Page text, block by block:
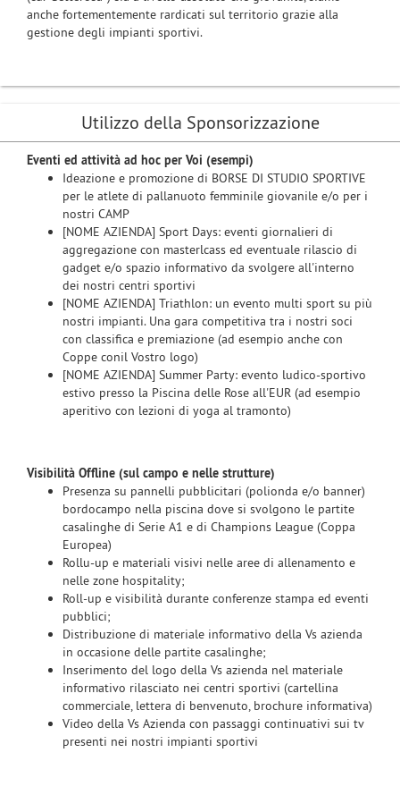
anche fortementemente rardicati sul territorio grazie alla
gestione degli impianti sportivi.
Utilizzo della Sponsorizzazione
Eventi ed attività ad hoc per Voi (esempi)
Ideazione e promozione di BORSE DI STUDIO SPORTIVE
per le atlete di pallanuoto femminile giovanile e/o per i
nostri CAMP
[NOME AZIENDA] Sport Days: eventi giornalieri di
aggregazione con masterlcass ed eventuale rilascio di
gadget e/o spazio informativo da svolgere all'interno
dei nostri centri sportivi
[NOME AZIENDA] Triathlon: un evento multi sport su più
nostri impianti. Una gara competitiva tra i nostri soci
con classifica e premiazione (ad esempio anche con
Coppe conil Vostro logo)
[NOME AZIENDA] Summer Party: evento ludico-sportivo
estivo presso la Piscina delle Rose all'EUR (ad esempio
aperitivo con lezioni di yoga al tramonto)
Visibilità Offline (sul campo e nelle strutture)
Presenza su pannelli pubblicitari (polionda e/o banner)
bordocampo nella piscina dove si svolgono le partite
casalinghe di Serie A1 e di Champions League (Coppa
Europea)
Rollu-up e materiali visivi nelle aree di allenamento e
nelle zone hospitality;
Roll-up e visibilità durante conferenze stampa ed eventi
pubblici;
Distribuzione di materiale informativo della Vs azienda
in occasione delle partite casalinghe;
Inserimento del logo della Vs azienda nel materiale
informativo rilasciato nei centri sportivi (cartellina
commerciale, lettera di benvenuto, brochure informativa)
Video della Vs Azienda con passaggi continuativi sui tv
presenti nei nostri impianti sportivi